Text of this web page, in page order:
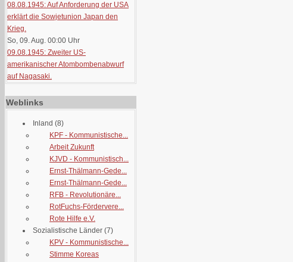
08.08.1945: Auf Anforderung der USA
erklärt die Sowjetunion Japan den
Krieg.
So, 09. Aug. 00:00 Uhr
09.08.1945: Zweiter US-
amerikanischer Atombombenabwurf
auf Nagasaki.
Weblinks
Inland (8)
KPF - Kommunistische...
Arbeit Zukunft
KJVD - Kommunistisch...
Ernst-Thälmann-Gede...
Ernst-Thälmann-Gede...
RFB - Revolutionäre...
RotFuchs-Fördervere...
Rote Hilfe e.V.
Sozialistische Länder (7)
KPV - Kommunistische...
Stimme Koreas